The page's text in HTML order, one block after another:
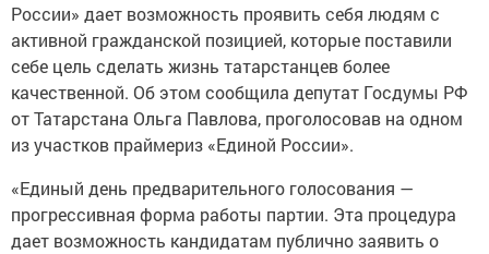
России» дает возможность проявить себя людям с
активной гражданской позицией, которые поставили
себе цель сделать жизнь татарстанцев более
качественной. Об этом сообщила депутат Госдумы РФ
от Татарстана Ольга Павлова, проголосовав на одном
из участков праймериз «Единой России».
«Единый день предварительного голосования —
прогрессивная форма работы партии. Эта процедура
дает возможность кандидатам публично заявить о